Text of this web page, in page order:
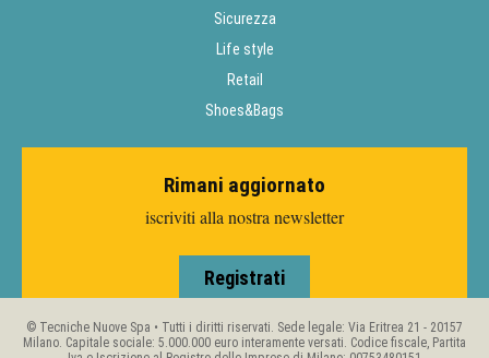
Sicurezza
Life style
Retail
Shoes&Bags
Rimani aggiornato
iscriviti alla nostra newsletter
Registrati
© Tecniche Nuove Spa • Tutti i diritti riservati. Sede legale: Via Eritrea 21 - 20157
Milano. Capitale sociale: 5.000.000 euro interamente versati. Codice fiscale, Partita